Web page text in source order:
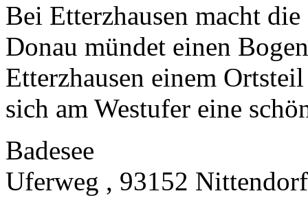
Bei Etterzhausen macht
Donau mündet einen
Etterzhausen einem
sich am Westufer eine
Badesee
Uferweg , 93152 Nittendorf